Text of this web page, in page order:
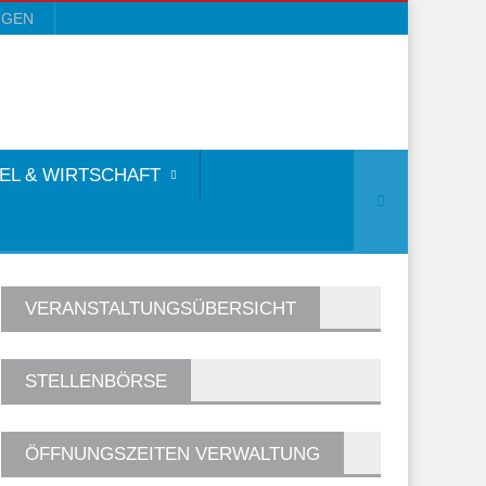
& WIRTSCHAFT
VERANSTALTUNGSÜBERSICHT
STELLENBÖRSE
ÖFFNUNGSZEITEN VERWALTUNG